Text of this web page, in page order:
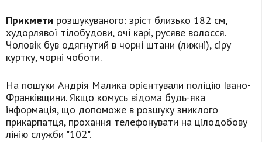
Прикмети розшукуваного: зріст близько 182 см,
худорлявої тілобудови, очі карі, русяве волосся.
Чоловік був одягнутий в чорні штани (лижні), сіру
куртку, чорні чоботи.
На пошуки Андрія Малика орієнтували поліцію Івано-
Франківщини. Якщо комусь відома будь-яка
інформація, що допоможе в розшуку зниклого
прикарпатця, прохання телефонувати на цілодобову
лінію служби "102".